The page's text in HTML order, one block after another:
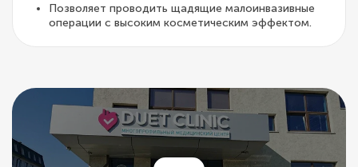
Позволяет проводить щадящие малоинвазивные
операции с высоким косметическим эффектом.